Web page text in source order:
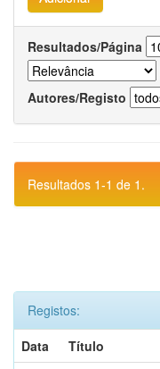
Resultados/Página
Autores/Registo
Resultados 1-1 de 1.
Registos:
Data
Título